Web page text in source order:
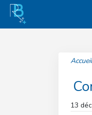
Accueil
13